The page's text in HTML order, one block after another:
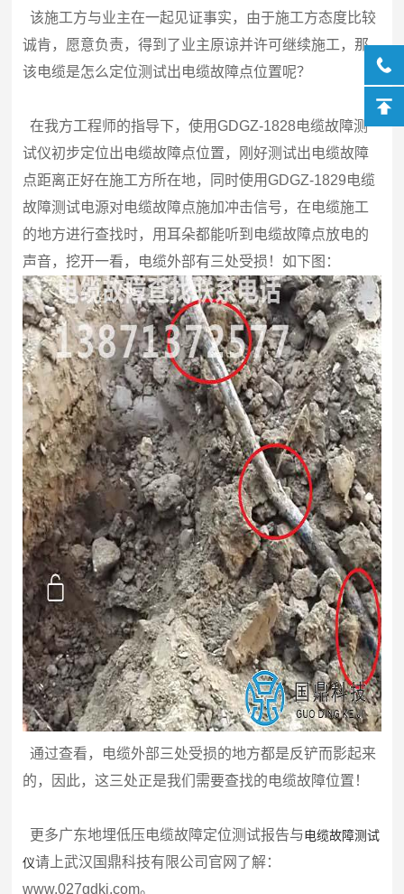
该施工方与业主在一起见证事实，由于施工方态度比较
诚肯，愿意负责，得到了业主原谅并许可继续施工，那
该电缆是怎么定位测试出电缆故障点位置呢？
在我方工程师的指导下，使用GDGZ-1828电缆故障测
试仪初步定位出电缆故障点位置，刚好测试出电缆故障
点距离正好在施工方所在地，同时使用GDGZ-1829电缆
故障测试电源对电缆故障点施加冲击信号，在电缆施工
的地方进行查找时，用耳朵都能听到电缆故障点放电的
声音，挖开一看，电缆外部有三处受损！如下图：
通过查看，电缆外部三处受损的地方都是反铲而影起来
的，因此，这三处正是我们需要查找的电缆故障位置！
更多广东地埋低压电缆故障定位测试报告与电缆故障测试
仪请上武汉国鼎科技有限公司官网了解：
www.027gdkj.com。